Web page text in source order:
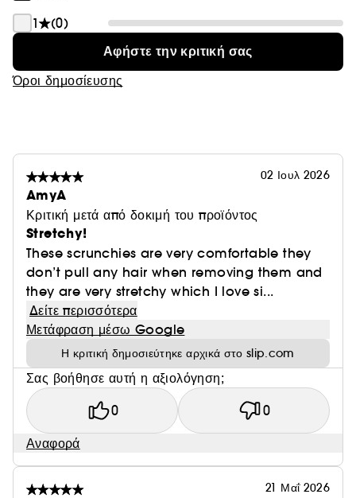
1
(0)
Αφήστε την κριτική σας
Όροι δημοσίευσης
02 Ιουλ 2026
AmyA
Κριτική μετά από δοκιμή του προϊόντος
Stretchy!
These scrunchies are very comfortable they
don’t pull any hair when removing them and
they are very stretchy which I love si...
Δείτε περισσότερα
Μετάφραση μέσω Google
Η κριτική δημοσιεύτηκε αρχικά στο slip.com
Σας βοήθησε αυτή η αξιολόγηση;
0 0
Αναφορά
21 Μαΐ 2026